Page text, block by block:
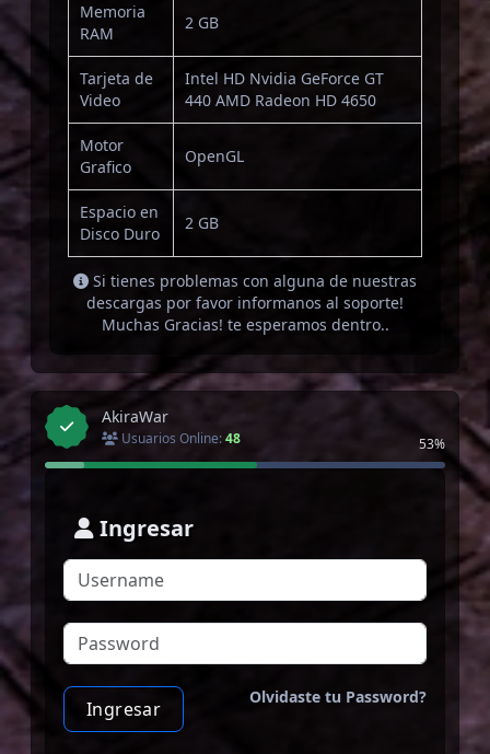
Memoria
RAM
2 GB
Tarjeta de
Video
Intel HD Nvidia GeForce GT
440 AMD Radeon HD 4650
Motor
Grafico
OpenGL
Espacio en
Disco Duro
2 GB
Si tienes problemas con alguna de nuestras
descargas por favor informanos al soporte!
Muchas Gracias! te esperamos dentro..
AkiraWar
Usuarios Online:48 53%
Ingresar
Ingresar
Olvidaste tu Password?